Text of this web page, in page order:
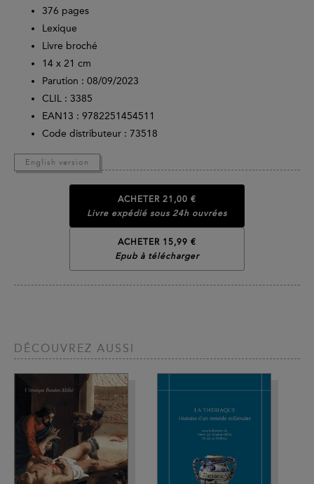
376 pages
Lexique
Livre broché
14 x 21 cm
Parution : 08/09/2023
CLIL : 3385
EAN13 : 9782251454511
Code distributeur : 73518
English version
ACHETER 21,00 €
Livre expédié sous 24h ouvrées
ACHETER 15,99 €
Epub à télécharger
DÉCOUVREZ AUSSI